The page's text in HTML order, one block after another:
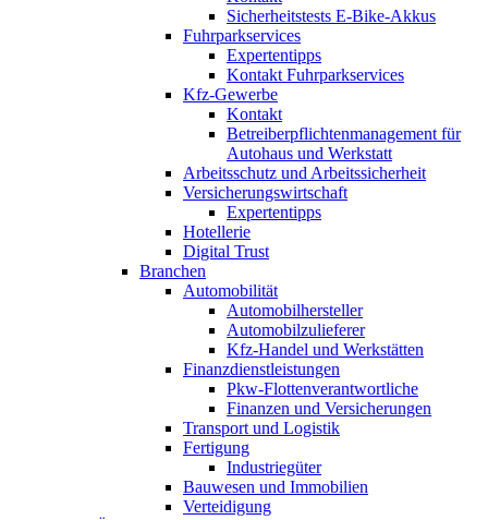
Sicherheitstests E-Bike-Akkus
Fuhrparkservices
Expertentipps
Kontakt Fuhrparkservices
Kfz-Gewerbe
Kontakt
Betreiberpflichtenmanagement für
Autohaus und Werkstatt
Arbeitsschutz und Arbeitssicherheit
Versicherungswirtschaft
Expertentipps
Hotellerie
Digital Trust
Branchen
Automobilität
Automobilhersteller
Automobilzulieferer
Kfz-Handel und Werkstätten
Finanzdienstleistungen
Pkw‑Flottenverantwortliche
Finanzen und Versicherungen
Transport und Logistik
Fertigung
Industriegüter
Bauwesen und Immobilien
Verteidigung